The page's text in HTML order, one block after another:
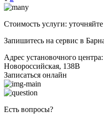
Стоимость услуги:
Запишитесь на сервис в
Адрес установочного центра:
Новороссийская, 138В
Записаться онлайн
Есть вопросы?